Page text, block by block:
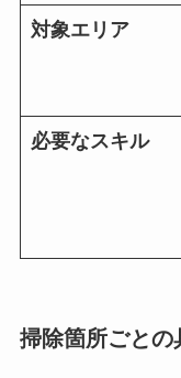
対象エリア
必要なスキル
掃除箇所ごとの